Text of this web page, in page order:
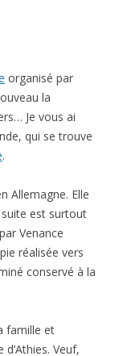
organisé par
la
Je vous ai
qui se trouve
.
Allemagne. Elle
est surtout
Venance
réalisée vers
conservé à la
famille et
Veuf,